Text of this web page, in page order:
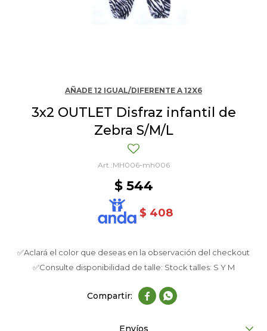
AÑADE 12 IGUAL/DIFERENTE A 12X6
3x2 OUTLET Disfraz infantil de
Zebra S/M/L
MH006-mh006
$ 544
$ 408
✅Aclará el color que deseas en la observación del checkout
✅Consulte disponibilidad de talle: Stock talles: S Y M
 
Envíos